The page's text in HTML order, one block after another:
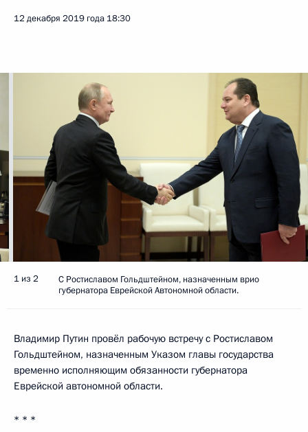
12 декабря 2019 года 18:30
1 из 2
С Ростиславом Гольдштейном, назначенным врио
губернатора Еврейской Автономной области.
Владимир Путин провёл рабочую встречу с Ростиславом
Гольдштейном, назначенным Указом главы государства
временно исполняющим обязанности губернатора
Еврейской автономной области.
* * *